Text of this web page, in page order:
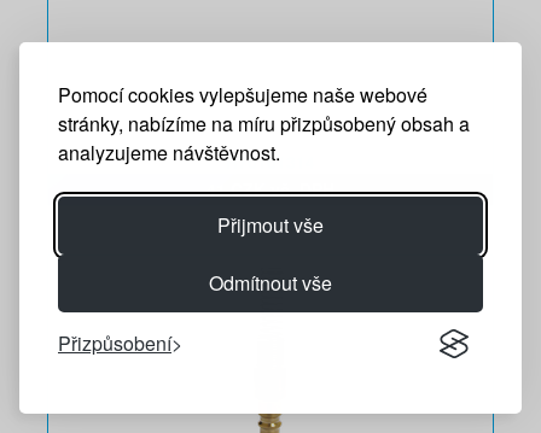
Pomocí cookies vylepšujeme naše webové
stránky, nabízíme na míru přizpůsobený obsah a
analyzujeme návštěvnost.
Přijmout vše
Odmítnout vše
Přizpůsobení
R76161314
41 CZK vč. DPH